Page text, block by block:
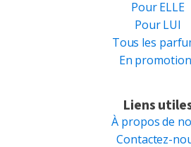
Pour ELLE
Pour LUI
Tous les
En
Liens
À propos de
Contactez-